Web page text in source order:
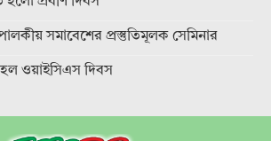
সমাবেশের প্রস্তুতিমূলক সেমিনার
হল ওয়াইসিএস দিবস